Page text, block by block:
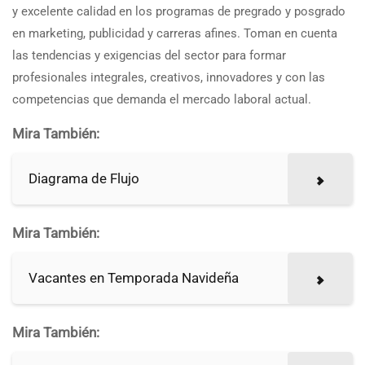
y excelente calidad en los programas de pregrado y posgrado
en marketing, publicidad y carreras afines. Toman en cuenta
las tendencias y exigencias del sector para formar
profesionales integrales, creativos, innovadores y con las
competencias que demanda el mercado laboral actual.
Mira También:
Diagrama de Flujo
Mira También:
Vacantes en Temporada Navideña
Mira También: